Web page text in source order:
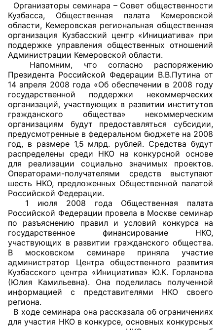
Главная
Общественные советы
Общественные советы при территориальных
органах федеральных органов
исполнительной власти
Общественные советы по проведению
независимой оценки качества условий
оказания услуг
О Палате
Структура Палаты
Комиссии
Экспертный совет ОП КО
Совет ОП КО
Общественный штаб
Члены ОП КО
Организаторы семинара – Совет общественности
Кузбасса, Общественная палата Кемеровской
области, Кемеровская региональная общественная
организация Кузбасский центр «Инициатива» при
поддержке управления общественных отношений
Администрации Кемеровской области.
Напомним, что согласно распоряжению
Президента Российской Федерации В.В.Путина от
14 апреля 2008 года «Об обеспечении в 2008 году
государственной поддержки некоммерческих
организаций, участвующих в развитии институтов
гражданского общества» некоммерческим
организациям будут предоставляться субсидии,
предусмотренные в федеральном бюджете на 2008
год, в размере 1,5 млрд. рублей. Средства будут
распределены среди НКО на конкурсной основе
для реализации социально значимых проектов.
Операторами-получателями средств выступают
шесть НКО, предложенных Общественной палатой
Российской Федерации.
1 июля 2008 года Общественная палата
Российской Федерации провела в Москве семинар
по разъяснению правил и условий конкурса на
государственное финансирование НКО,
участвующих в развитии гражданского общества.
В московском семинаре приняла участие
администратор Центра общественного развития
Кузбасского центра «Инициатива» Ю.К. Горланова
(Юлия Камильевна). Она поделилась полученной
информацией с представителями НКО своего
региона.
В ходе семинара она рассказала об ограничениях
для участия НКО в конкурсе, основных конкурсных